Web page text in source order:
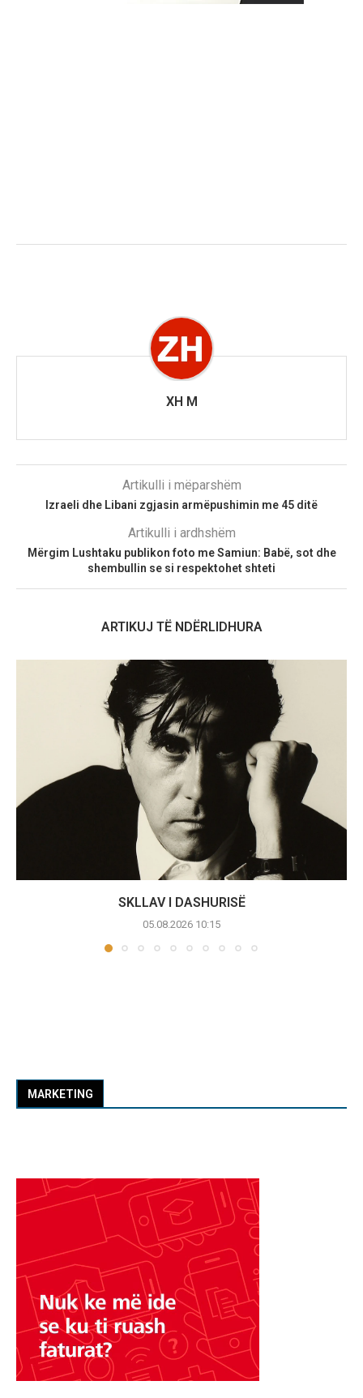
XH M
Artikulli i mëparshëm
Izraeli dhe Libani zgjasin armëpushimin me 45 ditë
Artikulli i ardhshëm
Mërgim Lushtaku publikon foto me Samiun: Babë, sot dhe
shembullin se si respektohet shteti
ARTIKUJ TË NDËRLIDHURA
SKLLAV I DASHURISË
05.08.2026 10:15
MARKETING